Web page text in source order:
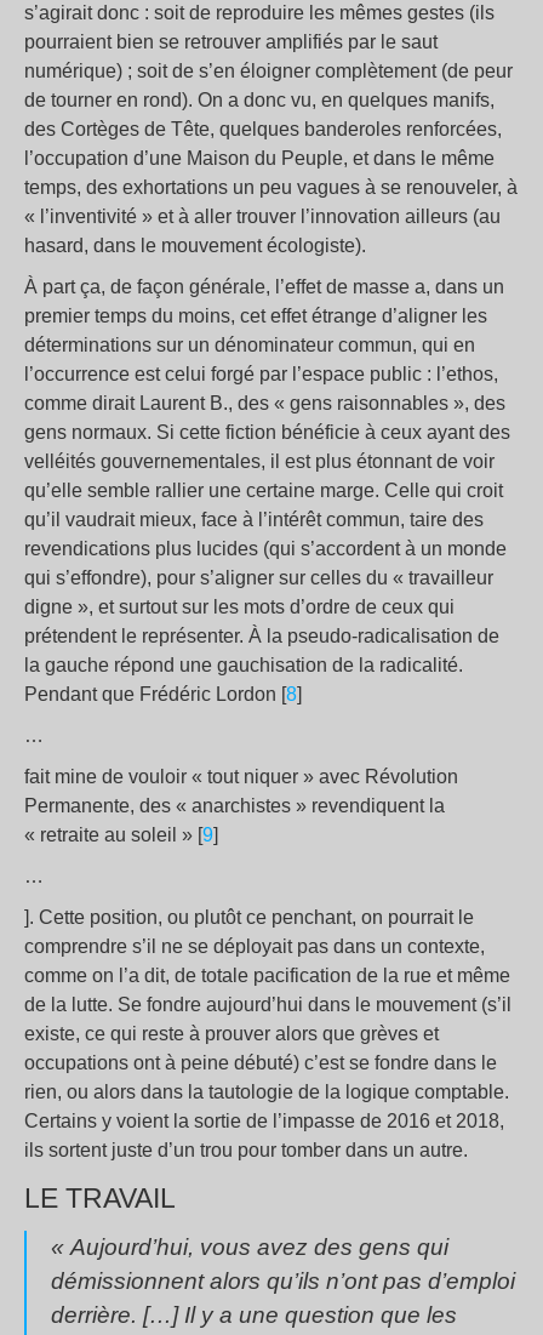
s’agirait donc : soit de reproduire les mêmes gestes (ils
pourraient bien se retrouver amplifiés par le saut
numérique) ; soit de s’en éloigner complètement (de peur
de tourner en rond). On a donc vu, en quelques manifs,
des Cortèges de Tête, quelques banderoles renforcées,
l’occupation d’une Maison du Peuple, et dans le même
temps, des exhortations un peu vagues à se renouveler, à
« l’inventivité » et à aller trouver l’innovation ailleurs (au
hasard, dans le mouvement écologiste).
À part ça, de façon générale, l’effet de masse a, dans un
premier temps du moins, cet effet étrange d’aligner les
déterminations sur un dénominateur commun, qui en
l’occurrence est celui forgé par l’espace public : l’ethos,
comme dirait Laurent B., des « gens raisonnables », des
gens normaux. Si cette fiction bénéficie à ceux ayant des
velléités gouvernementales, il est plus étonnant de voir
qu’elle semble rallier une certaine marge. Celle qui croit
qu’il vaudrait mieux, face à l’intérêt commun, taire des
revendications plus lucides (qui s’accordent à un monde
qui s’effondre), pour s’aligner sur celles du « travailleur
digne », et surtout sur les mots d’ordre de ceux qui
prétendent le représenter. À la pseudo-radicalisation de
la gauche répond une gauchisation de la radicalité.
Pendant que Frédéric Lordon [8]
…
fait mine de vouloir « tout niquer » avec Révolution
Permanente, des « anarchistes » revendiquent la
« retraite au soleil » [9]
…
]. Cette position, ou plutôt ce penchant, on pourrait le
comprendre s’il ne se déployait pas dans un contexte,
comme on l’a dit, de totale pacification de la rue et même
de la lutte. Se fondre aujourd’hui dans le mouvement (s’il
existe, ce qui reste à prouver alors que grèves et
occupations ont à peine débuté) c’est se fondre dans le
rien, ou alors dans la tautologie de la logique comptable.
Certains y voient la sortie de l’impasse de 2016 et 2018,
ils sortent juste d’un trou pour tomber dans un autre.
LE TRAVAIL
« Aujourd’hui, vous avez des gens qui
démissionnent alors qu’ils n’ont pas d’emploi
derrière. […] Il y a une question que les